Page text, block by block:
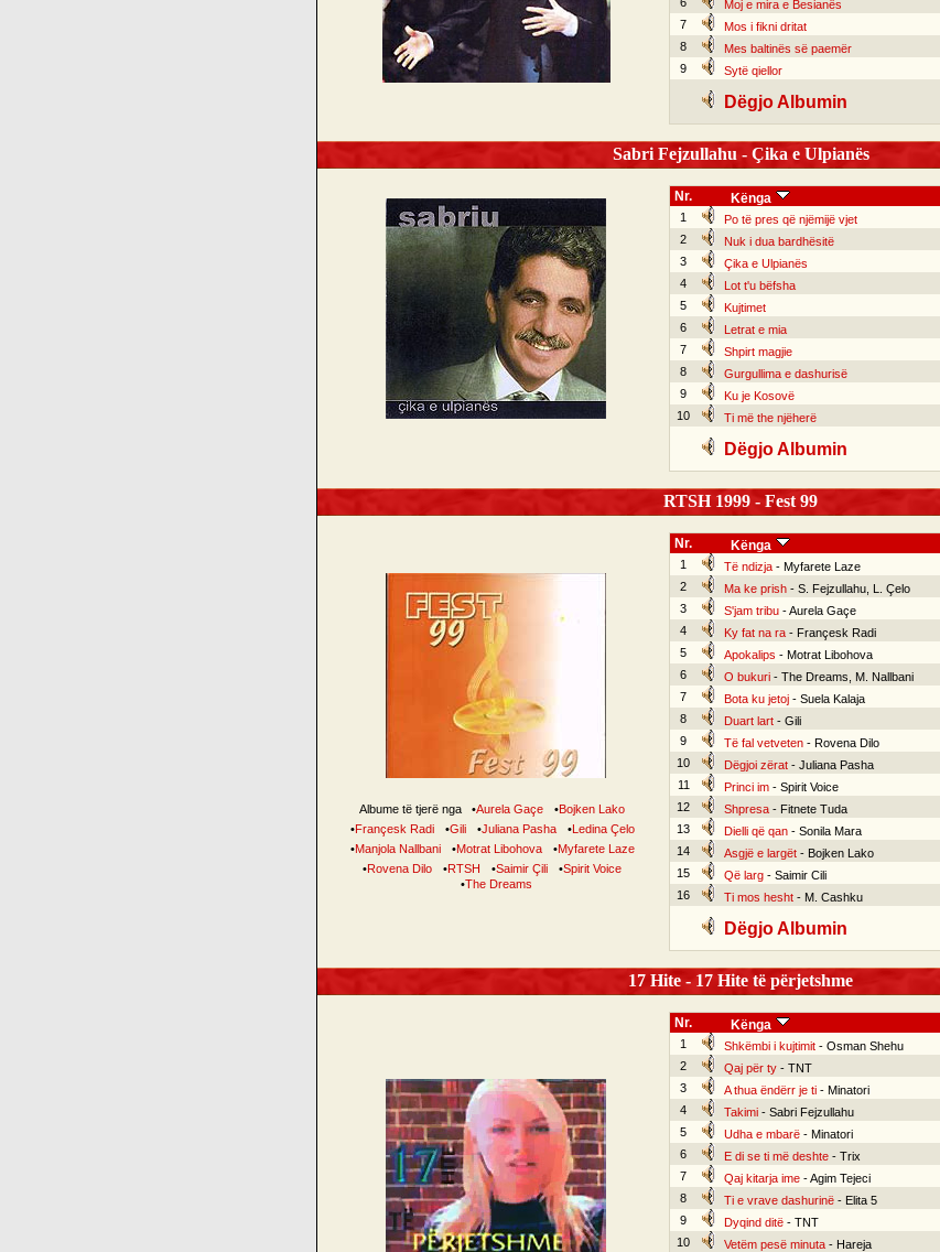
Moj e mira e Besianës
7
Mos i fikni dritat
8
Mes baltinës së paemër
9
Sytë qiellor
Dëgjo Albumin
Sabri Fejzullahu - Çika e Ulpianës
Nr. Kënga
1 Po të pres që njëmijë vjet
2
Nuk i dua bardhësitë
3
Çika e Ulpianës
4
Lot t'u bëfsha
5
Kujtimet
6
Letrat e mia
7
Shpirt magjie
8
Gurgullima e dashurisë
9
Ku je Kosovë
10
Ti më the njëherë
Dëgjo Albumin
RTSH 1999 - Fest 99
Albume të tjerë nga •Aurela Gaçe •Bojken Lako
•Françesk Radi •Gili •Juliana Pasha •Ledina Çelo
•Manjola Nallbani •Motrat Libohova •Myfarete Laze
•Rovena Dilo •RTSH •Saimir Çili •Spirit Voice
•The Dreams
Nr. Kënga
1 Të ndizja- Myfarete Laze
2
Ma ke prish- S. Fejzullahu, L. Çelo
3
S'jam tribu- Aurela Gaçe
4
Ky fat na ra- Françesk Radi
5
Apokalips - Motrat Libohova
6
O bukuri- The Dreams, M. Nallbani
7
Bota ku jetoj- Suela Kalaja
8
Duart lart- Gili
9
Të fal vetveten- Rovena Dilo
10
Dëgjoi zërat- Juliana Pasha
11
Princi im- Spirit Voice
12
Shpresa- Fitnete Tuda
13
Dielli që qan- Sonila Mara
14
Asgjë e largët- Bojken Lako
15
Që larg- Saimir Cili
16
Ti mos hesht- M. Cashku
Dëgjo Albumin
17 Hite - 17 Hite të përjetshme
Nr. Kënga
1 Shkëmbi i kujtimit- Osman Shehu
2
Qaj për ty- TNT
3
A thua ëndërr je ti- Minatori
4
Takimi- Sabri Fejzullahu
5
Udha e mbarë- Minatori
6
E di se ti më deshte- Trix
7
Qaj kitarja ime- Agim Tejeci
8
Ti e vrave dashurinë- Elita 5
9
Dyqind ditë- TNT
10
Vetëm pesë minuta- Hareja